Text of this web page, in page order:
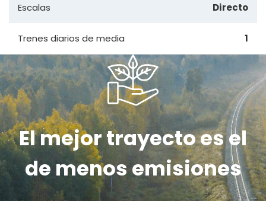
Escalas Directo
Trenes diarios de media 1
El mejor trayecto es el
de menos emisiones